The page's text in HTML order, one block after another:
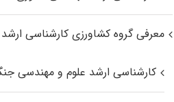
معرفی گروه کشاورزی کارشناسی ارشد
کارشناسی ارشد علوم و مهندسی